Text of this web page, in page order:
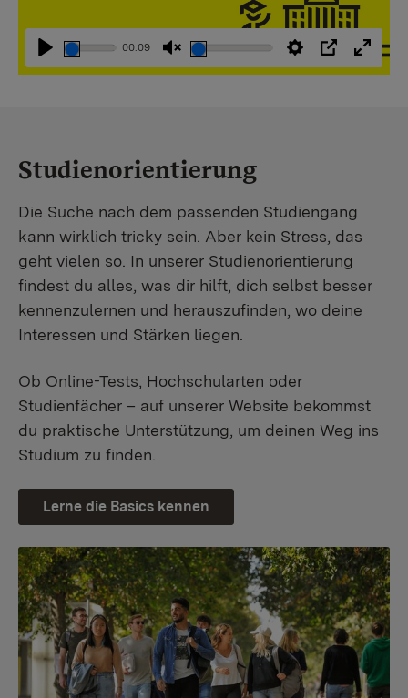
Abspielen
00:09
StummschaltungEinstellungen
PIP
Studienorientierung
Die Suche nach dem passenden Studiengang
kann wirklich tricky sein. Aber kein Stress, das
geht vielen so. In unserer Studienorientierung
findest du alles, was dir hilft, dich selbst besser
kennenzulernen und herauszufinden, wo deine
Interessen und Stärken liegen.
Ob Online-Tests, Hochschularten oder
Studienfächer – auf unserer Website bekommst
du praktische Unterstützung, um deinen Weg ins
Studium zu finden.
Lerne die Basics kennen